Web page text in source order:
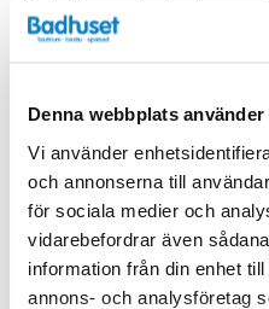
Denna webbplats
Vi använder
och annonserna till
för sociala medier och
vidarebefordrar även
information från din enhet
annons- och analysföretag
Duschar